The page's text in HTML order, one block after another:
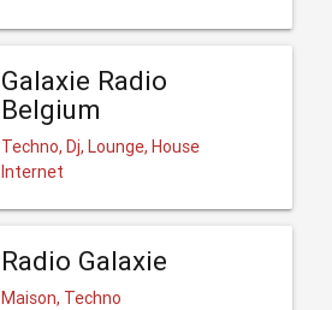
Galaxie Radio
Belgium
Techno, Dj, Lounge, House
Internet
Radio Galaxie
Maison, Techno